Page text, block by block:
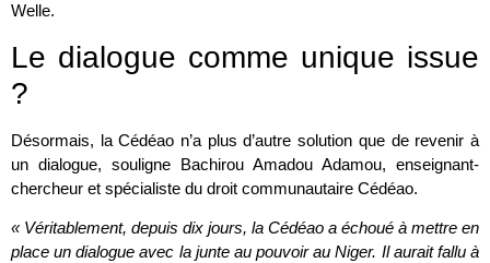
Welle.
Le dialogue comme unique issue
?
Désormais, la Cédéao n’a plus d’autre solution que de revenir à
un dialogue, souligne Bachirou Amadou Adamou, enseignant-
chercheur et spécialiste du droit communautaire Cédéao.
« Véritablement, depuis dix jours, la Cédéao a échoué à mettre en
place un dialogue avec la junte au pouvoir au Niger. Il aurait fallu à